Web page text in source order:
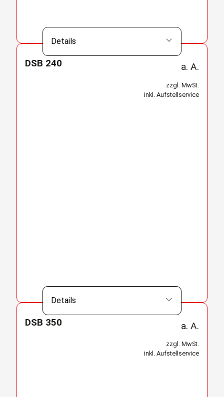
Details
DSB 240 a. A.
zzgl. MwSt.
inkl. Aufstellservice
Details
DSB 350 a. A.
zzgl. MwSt.
inkl. Aufstellservice